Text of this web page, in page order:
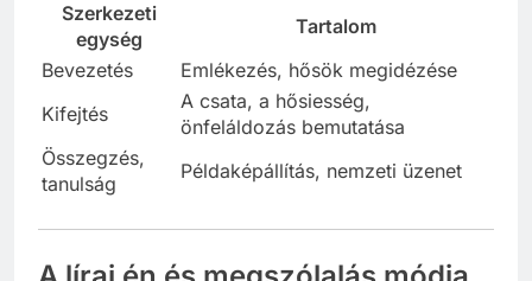
Szerkezeti
egység
Tartalom
Bevezetés
Emlékezés, hősök megidézése
Kifejtés
A csata, a hősiesség,
önfeláldozás bemutatása
Összegzés,
tanulság
Példaképállítás, nemzeti üzenet